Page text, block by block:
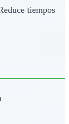
tiempos